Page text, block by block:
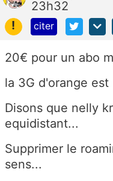
23h32
!
citer
20€ pour un abo
la 3G d'orange est
Disons que nelly
equidistant...
Supprimer le
sens...